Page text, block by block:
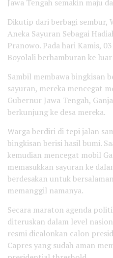
Jawa Tengah semakin maju
Dikutip dari berbagi sembur,
Aneka Sayuran Sebagai
Pranowo. Pada hari Kamis,
Boyolali berhamburan ke
Sambil membawa bingkisan
sayuran, mereka mencegat
Gubernur Jawa Tengah,
berkunjung ke desa mereka.
Warga berdiri di tepi jalan
bingkisan berisi hasil bumi.
kemudian mencegat mobil
memasukkan sayuran ke
berdesakan untuk
memanggil namanya.
Secara maraton agenda
diteruskan dalam level
resmi dicalonkan calon
Capres yang sudah aman